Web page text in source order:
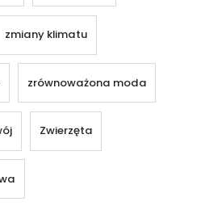
zmiany klimatu
zrównoważona moda
Zwierzęta